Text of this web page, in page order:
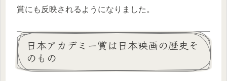
賞にも反映されるようになりました。
日本アカデミー賞は日本映画の歴史そ
のもの